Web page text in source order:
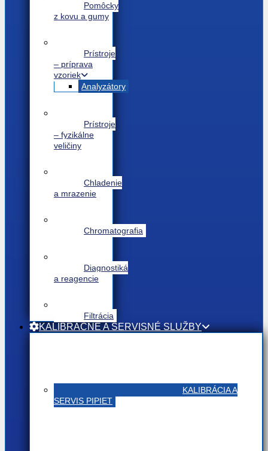
Pomôcky
z kovu a gumy
Prístroje
– príprava
vzoriek
Analyzátory
Prístroje
– fyzikálne
veličiny
Chladenie
a mrazenie
Chromatografia
Diagnostiká
a reagencie
Filtrácia
KALIBRAČNÉ A SERVISNÉ SLUŽBY
KALIBRÁCIA A
SERVIS PIPIET